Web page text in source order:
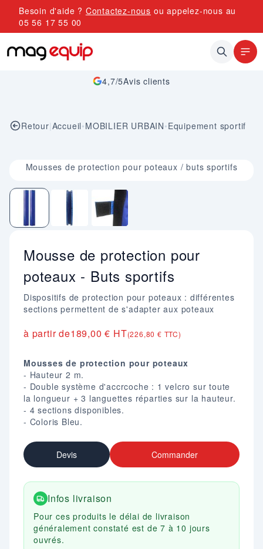
Allez au contenu
Besoin d'aide ? Contactez-nous ou appelez-nous au
05 56 17 55 00
4,7/5Avis clients
Retour|Accueil•MOBILIER URBAIN•Equipement sportif
Image 1 sur 3
Mousses de protection pour poteaux / buts sportifs
Mousse de protection pour
poteaux - Buts sportifs
Dispositifs de protection pour poteaux : différentes
sections permettent de s'adapter aux poteaux
à partir de189,00 € HT(226,80 € TTC)
Mousses de protection pour poteaux
- Hauteur 2 m.
- Double système d'accrcoche : 1 velcro sur toute
la longueur + 3 languettes réparties sur la hauteur.
- 4 sections disponibles.
- Coloris Bleu.
Devis Commander
Infos livraison
Pour ces produits le délai de livraison
généralement constaté est de 7 à 10 jours
ouvrés.